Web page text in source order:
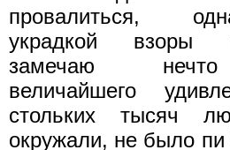
провалиться,
украдкой взоры
замечаю
величайшего
стольких тысяч
окружали, не было пи